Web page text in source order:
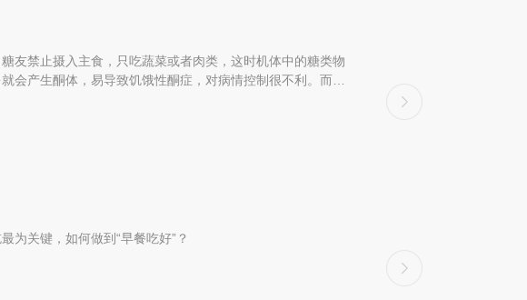
友禁止摄入主食，只吃蔬菜或者肉类，这时机体中的糖类物
会产生酮体，易导致饥饿性酮症，对病情控制很不利。而且
为关键，如何做到“早餐吃好”？